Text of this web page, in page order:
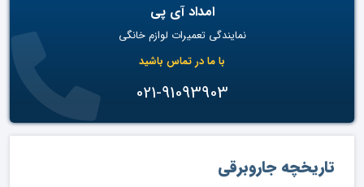
امداد آی پی
نمایندگی تعمیرات لوازم خانگی
با ما در تماس باشید
021-91093903
تاریخچه جاروبرقی